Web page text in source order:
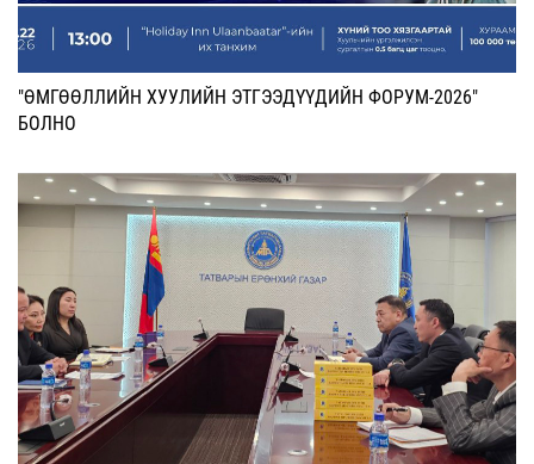
"ӨМГӨӨЛЛИЙН ХУУЛИЙН ЭТГЭЭДҮҮДИЙН ФОРУМ-2026"
БОЛНО